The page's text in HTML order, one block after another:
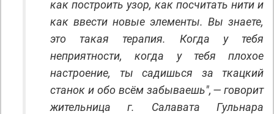
как построить узор, как посчитать нити и
как ввести новые элементы. Вы знаете,
это такая терапия. Когда у тебя
неприятности, когда у тебя плохое
настроение, ты садишься за ткацкий
станок и обо всём забываешь", — говорит
жительница г. Салавата Гульнара